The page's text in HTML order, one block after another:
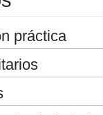
práctica